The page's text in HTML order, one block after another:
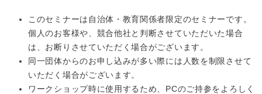
このセミナーは自治体・教育関係者限定のセミナーです。
個人のお客様や、競合他社と判断させていただいた場合
は、お断りさせていただく場合がございます。
同一団体からのお申し込みが多い際には人数を制限させて
いただく場合がございます。
ワークショップ時に使用するため、PCのご持参をよろしく